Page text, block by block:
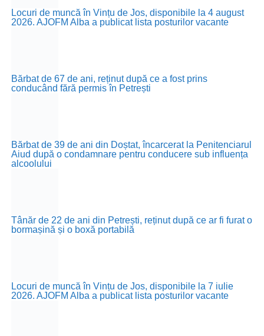
Locuri de muncă în Vințu de Jos, disponibile la 4 august
2026. AJOFM Alba a publicat lista posturilor vacante
Bărbat de 67 de ani, reținut după ce a fost prins
conducând fără permis în Petrești
Bărbat de 39 de ani din Doștat, încarcerat la Penitenciarul
Aiud după o condamnare pentru conducere sub influența
alcoolului
Tânăr de 22 de ani din Petrești, reținut după ce ar fi furat o
bormașină și o boxă portabilă
Locuri de muncă în Vințu de Jos, disponibile la 7 iulie
2026. AJOFM Alba a publicat lista posturilor vacante